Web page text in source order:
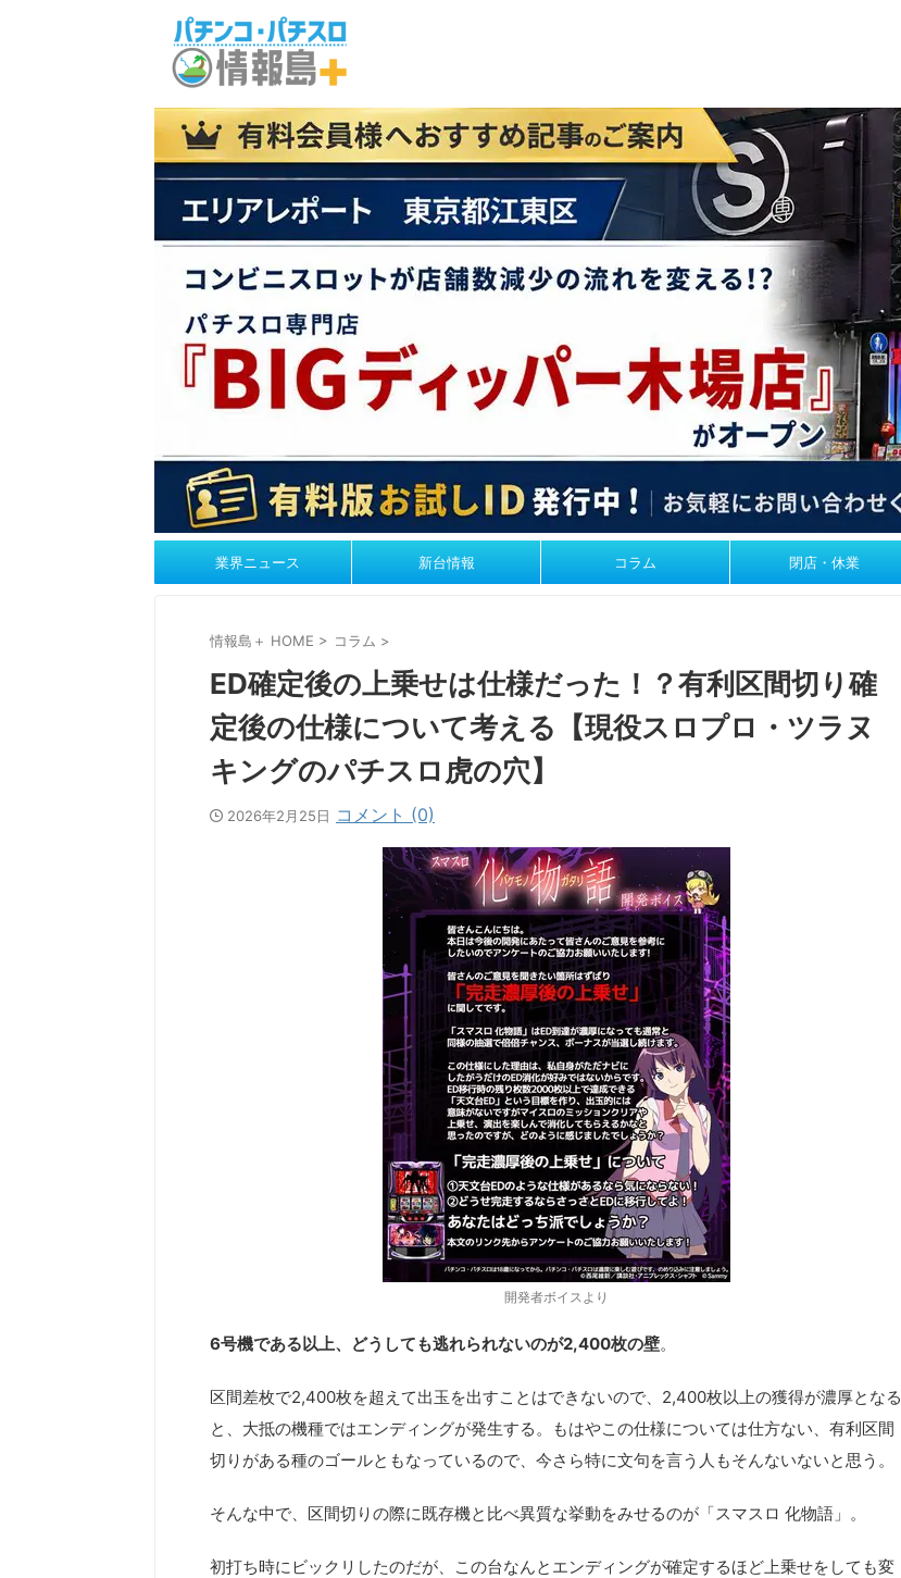
業界ニュース 新台情報 コラム 閉店・休業
情報島＋ HOME > コラム >
ED確定後の上乗せは仕様だった！？有利区間切り確
定後の仕様について考える【現役スロプロ・ツラヌ
キングのパチスロ虎の穴】
2026年2月25日 コメント (0)
開発者ボイスより
6号機である以上、どうしても逃れられないのが2,400枚の壁。
区間差枚で2,400枚を超えて出玉を出すことはできないので、2,400枚以上の獲得が濃厚となる
と、大抵の機種ではエンディングが発生する。もはやこの仕様については仕方ない、有利区間
切りがある種のゴールともなっているので、今さら特に文句を言う人もそんないないと思う。
そんな中で、区間切りの際に既存機と比べ異質な挙動をみせるのが「スマスロ 化物語」。
初打ち時にビックリしたのだが、この台なんとエンディングが確定するほど上乗せをしても変